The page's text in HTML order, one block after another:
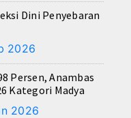
Dini Penyebaran
2026
Persen, Anambas
Kategori Madya
2026